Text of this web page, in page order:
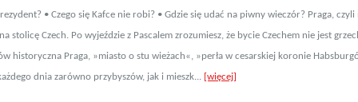
• Czego się Kafce nie robi? • Gdzie się udać na piwny wieczór? Praga, czyli
stolicę Czech. Po wyjeździe z Pascalem zrozumiesz, że bycie Czechem nie jest
historyczna Praga, »miasto o stu wieżach«, »perła w cesarskiej koronie
dnia zarówno przybyszów, jak i mieszk... [więcej]